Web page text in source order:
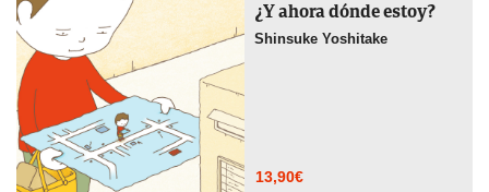
¿Y ahora dónde estoy?
Shinsuke Yoshitake
13,90€